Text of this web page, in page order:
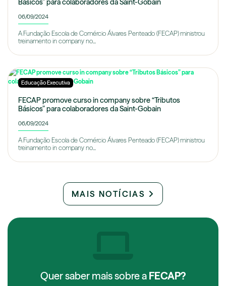
Básicos” para colaboradores da Saint-Gobain
06/09/2024
A Fundação Escola de Comércio Álvares Penteado (FECAP) ministrou
treinamento in company no...
Educação Executiva
FECAP promove curso in company sobre “Tributos
Básicos” para colaboradores da Saint-Gobain
06/09/2024
A Fundação Escola de Comércio Álvares Penteado (FECAP) ministrou
treinamento in company no...
MAIS NOTÍCIAS
Quer saber mais sobre a FECAP?